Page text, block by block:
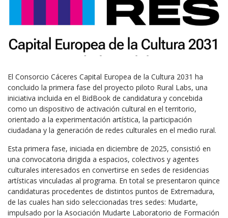
El Consorcio Cáceres Capital Europea de la Cultura 2031 ha
concluido la primera fase del proyecto piloto Rural Labs, una
iniciativa incluida en el BidBook de candidatura y concebida
como un dispositivo de activación cultural en el territorio,
orientado a la experimentación artística, la participación
ciudadana y la generación de redes culturales en el medio rural.
Esta primera fase, iniciada en diciembre de 2025, consistió en
una convocatoria dirigida a espacios, colectivos y agentes
culturales interesados en convertirse en sedes de residencias
artísticas vinculadas al programa. En total se presentaron quince
candidaturas procedentes de distintos puntos de Extremadura,
de las cuales han sido seleccionadas tres sedes: Mudarte,
impulsado por la Asociación Mudarte Laboratorio de Formación